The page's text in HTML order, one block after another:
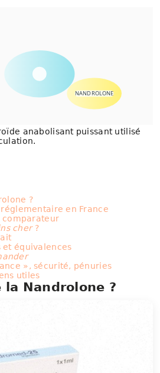
NANDROLONE
anabolisant puissant utilisé
?
en France
cher?
et équivalences
», sécurité, pénuries
utiles
la Nandrolone ?